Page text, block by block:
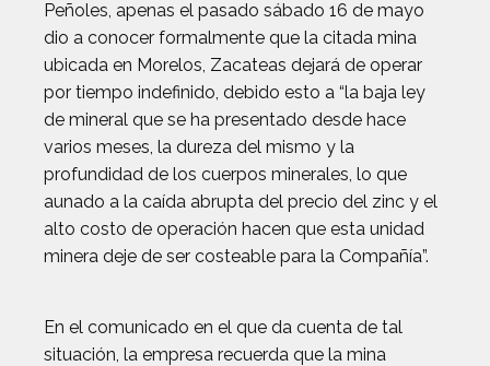
Peñoles, apenas el pasado sábado 16 de mayo
dio a conocer formalmente que la citada mina
ubicada en Morelos, Zacateas dejará de operar
por tiempo indefinido, debido esto a “la baja ley
de mineral que se ha presentado desde hace
varios meses, la dureza del mismo y la
profundidad de los cuerpos minerales, lo que
aunado a la caída abrupta del precio del zinc y el
alto costo de operación hacen que esta unidad
minera deje de ser costeable para la Compañía”.
En el comunicado en el que da cuenta de tal
situación, la empresa recuerda que la mina